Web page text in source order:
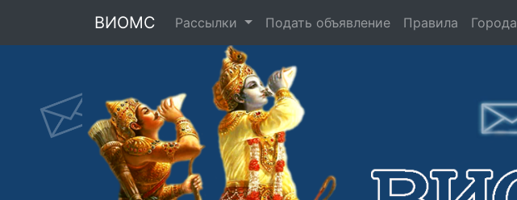
ВИОМС Рассылки Подать объявление Правила Города